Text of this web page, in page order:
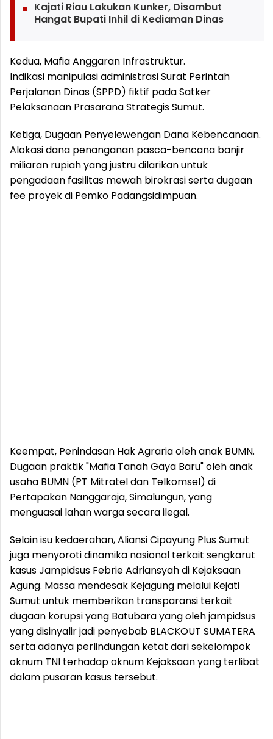
Kajati Riau Lakukan Kunker, Disambut
Hangat Bupati Inhil di Kediaman Dinas
Kedua, Mafia Anggaran Infrastruktur.
Indikasi manipulasi administrasi Surat Perintah
Perjalanan Dinas (SPPD) fiktif pada Satker
Pelaksanaan Prasarana Strategis Sumut.
Ketiga, Dugaan Penyelewengan Dana Kebencanaan.
Alokasi dana penanganan pasca-bencana banjir
miliaran rupiah yang justru dilarikan untuk
pengadaan fasilitas mewah birokrasi serta dugaan
fee proyek di Pemko Padangsidimpuan.
Keempat, Penindasan Hak Agraria oleh anak BUMN.
Dugaan praktik "Mafia Tanah Gaya Baru" oleh anak
usaha BUMN (PT Mitratel dan Telkomsel) di
Pertapakan Nanggaraja, Simalungun, yang
menguasai lahan warga secara ilegal.
Selain isu kedaerahan, Aliansi Cipayung Plus Sumut
juga menyoroti dinamika nasional terkait sengkarut
kasus Jampidsus Febrie Adriansyah di Kejaksaan
Agung. Massa mendesak Kejagung melalui Kejati
Sumut untuk memberikan transparansi terkait
dugaan korupsi yang Batubara yang oleh jampidsus
yang disinyalir jadi penyebab BLACKOUT SUMATERA
serta adanya perlindungan ketat dari sekelompok
oknum TNI terhadap oknum Kejaksaan yang terlibat
dalam pusaran kasus tersebut.